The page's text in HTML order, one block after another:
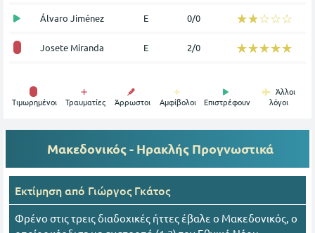
Álvaro Jiménez Ε 0/0 ☆☆☆☆☆
★★★★★
Josete Miranda Ε 2/0 ☆☆☆☆☆
★★★★★
Tιμωρημένοι Τραυματίες Άρρωστοι Αμφίβολοι Επιστρέφουν
Άλλοι
λόγοι
Μακεδονικός - Ηρακλής Προγνωστικά
Εκτίμηση από Γιώργος Γκάτος
Φρένο στις τρεις διαδοχικές ήττες έβαλε ο Μακεδονικός, ο